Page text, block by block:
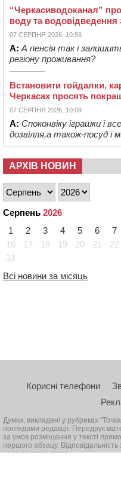
“Черкасиводоканал”
воду та водовідведення
07 СЕРПНЯ 2026, 10:56
А: А пенсія так і
регіону проживання?
Встановити гойдалки,
Черкасах просять
07 СЕРПНЯ 2026, 10:09
А: Споконвіку іграшки і
дозвілля,а також-посуд і
АРХІВ НОВИН
Серпень 2026
1
2 3 4 5 6 7
16
17 18 19 20 21 22
31
Всі новини за місяць
Корисні телефони
Думки, викладені у рубриках
поглядами редакції. Передрук
за умов розміщення у тексті
першого абзацу.
несе рекламодавець